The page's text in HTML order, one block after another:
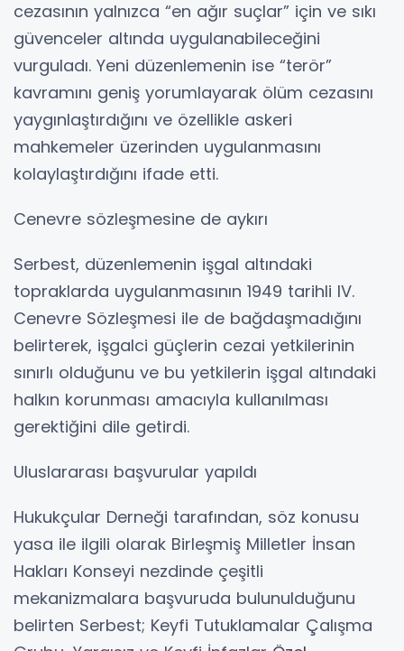
cezasının yalnızca “en ağır suçlar” için ve sıkı
güvenceler altında uygulanabileceğini
vurguladı. Yeni düzenlemenin ise “terör”
kavramını geniş yorumlayarak ölüm cezasını
yaygınlaştırdığını ve özellikle askeri
mahkemeler üzerinden uygulanmasını
kolaylaştırdığını ifade etti.
Cenevre sözleşmesine de aykırı
Serbest, düzenlemenin işgal altındaki
topraklarda uygulanmasının 1949 tarihli IV.
Cenevre Sözleşmesi ile de bağdaşmadığını
belirterek, işgalci güçlerin cezai yetkilerinin
sınırlı olduğunu ve bu yetkilerin işgal altındaki
halkın korunması amacıyla kullanılması
gerektiğini dile getirdi.
Uluslararası başvurular yapıldı
Hukukçular Derneği tarafından, söz konusu
yasa ile ilgili olarak Birleşmiş Milletler İnsan
Hakları Konseyi nezdinde çeşitli
mekanizmalara başvuruda bulunulduğunu
belirten Serbest; Keyfi Tutuklamalar Çalışma